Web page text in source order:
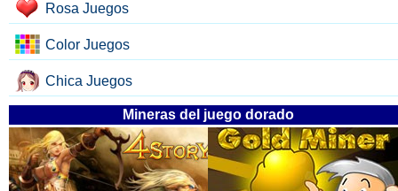
Rosa Juegos
Color Juegos
Chica Juegos
Mineras del juego dorado